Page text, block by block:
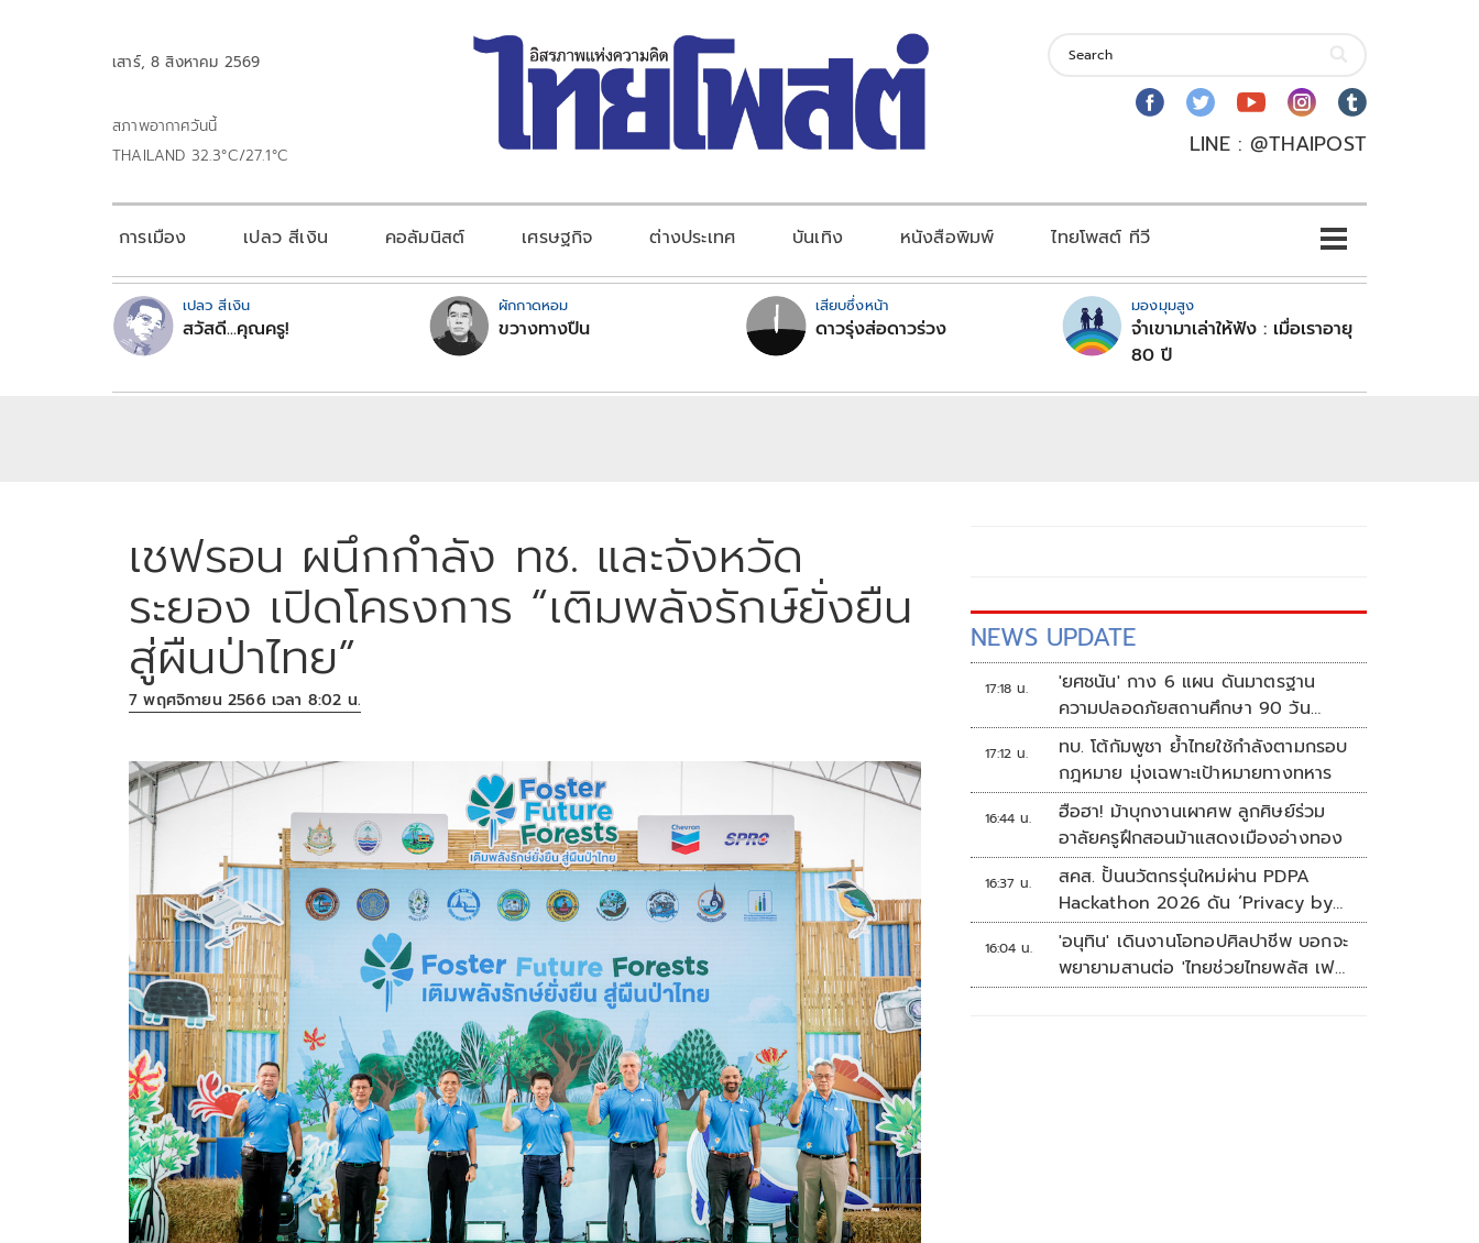
เสาร์, 8 สิงหาคม 2569
สภาพอากาศวันนี้
THAILAND 32.3°C/27.1°C
LINE : @THAIPOST
การเมือง เปลว สีเงิน คอลัมนิสต์ เศรษฐกิจ ต่างประเทศ บันเทิง หนังสือพิมพ์ ไทยโพสต์ ทีวี
เปลว สีเงิน
สวัสดี...คุณครู!
ผักกาดหอม
ขวางทางปืน
เสียบซึ่งหน้า
ดาวรุ่งส่อดาวร่วง
มองมุมสูง
จำเขามาเล่าให้ฟัง : เมื่อเราอายุ
80 ปี
เชฟรอน ผนึกกำลัง ทช. และจังหวัด
ระยอง เปิดโครงการ “เติมพลังรักษ์ยั่งยืน
สู่ผืนป่าไทย”
7 พฤศจิกายน 2566 เวลา 8:02 น.
NEWS UPDATE
17:18 น.
'ยศชนัน' กาง 6 แผน ดันมาตรฐาน
ความปลอดภัยสถานศึกษา 90 วัน
ป้องกันก่อเหตุรุนแรง
17:12 น.
ทบ. โต้กัมพูชา ย้ำไทยใช้กำลังตามกรอบ
กฎหมาย มุ่งเฉพาะเป้าหมายทางทหาร
16:44 น.
ฮือฮา! ม้าบุกงานเผาศพ ลูกศิษย์ร่วม
อาลัยครูฝึกสอนม้าแสดงเมืองอ่างทอง
16:37 น.
สคส. ปั้นนวัตกรรุ่นใหม่ผ่าน PDPA
Hackathon 2026 ดัน ‘Privacy by
Design for all’ สู่โซลูชันคุ้มครอง
ข้อมูลส่วนบุคคลที่ใช้ได้จริง
16:04 น.
'อนุทิน' เดินงานโอทอปศิลปาชีพ บอกจะ
พยายามสานต่อ 'ไทยช่วยไทยพลัส เฟส
2'